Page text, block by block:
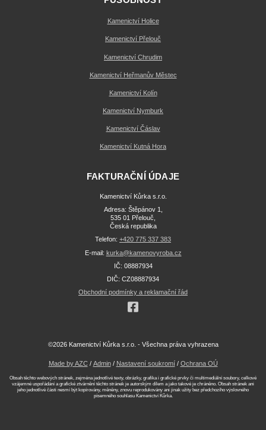
Kamenictví Holice
Kamenictví Přelouč
Kamenictví Chrudim
Kamenictví Heřmanův Městec
Kamenictví Kolín
Kamenictví Nymburk
Kamenictví Čáslav
Kamenictví Kutná Hora
FAKTURAČNÍ ÚDAJE
Kamenictví Kůrka s.r.o.
Adresa: Štěpánov 1,
535 01 Přelouč,
Česká republika
Telefon: +420 775 337 383
E-mail: kurka@kamenovyroba.cz
IČ: 08887934
DIČ: CZ08887934
Obchodní podmínky a reklamační řád
©2026 Kamenictví Kůrka s.r.o. - Všechna práva vyhrazena
Made by AZC/ Admin/ Nastavení soukromí/ Ochrana OÚ
Obsah těchto webových stránek, zejména jednotlivé texty, obrázky, grafika i grafické prvky či multimediální soubory, celkové
vzájemné uspořádání a grafické ztvárnění těchto stránek je autorským dílem a jako takové je chráněno. Obsah stránek ani
jeho jednotlivé části nesmí být kopírovány, měněny, znovu reprodukovány ani jinak užity bez předchozího výslovného
písemného souhlasu Kamenictví Kůrka.